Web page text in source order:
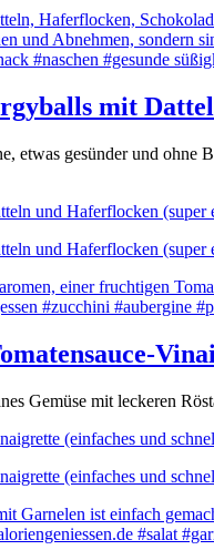
mit
etwas gesünder und
und Haferflocken (super
und Haferflocken (super
Gemüse mit leckeren
(einfaches und
(einfaches und